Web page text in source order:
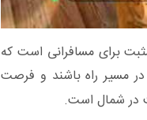
برای مسافرانی است که
مسیر راه باشند و فرصت
در شمال است.